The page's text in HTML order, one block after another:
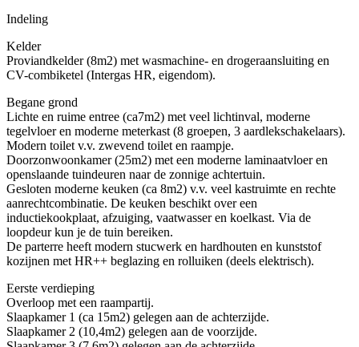
Indeling
Kelder
Proviandkelder (8m2) met wasmachine- en drogeraansluiting en
CV-combiketel (Intergas HR, eigendom).
Begane grond
Lichte en ruime entree (ca7m2) met veel lichtinval, moderne
tegelvloer en moderne meterkast (8 groepen, 3 aardlekschakelaars).
Modern toilet v.v. zwevend toilet en raampje.
Doorzonwoonkamer (25m2) met een moderne laminaatvloer en
openslaande tuindeuren naar de zonnige achtertuin.
Gesloten moderne keuken (ca 8m2) v.v. veel kastruimte en rechte
aanrechtcombinatie. De keuken beschikt over een
inductiekookplaat, afzuiging, vaatwasser en koelkast. Via de
loopdeur kun je de tuin bereiken.
De parterre heeft modern stucwerk en hardhouten en kunststof
kozijnen met HR++ beglazing en rolluiken (deels elektrisch).
Eerste verdieping
Overloop met een raampartij.
Slaapkamer 1 (ca 15m2) gelegen aan de achterzijde.
Slaapkamer 2 (10,4m2) gelegen aan de voorzijde.